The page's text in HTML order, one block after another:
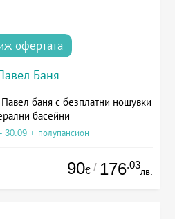
офертата
Баня
баня с безплатни нощувки
басейни
30.09 + полупансион
90€ / 176.03
лв.